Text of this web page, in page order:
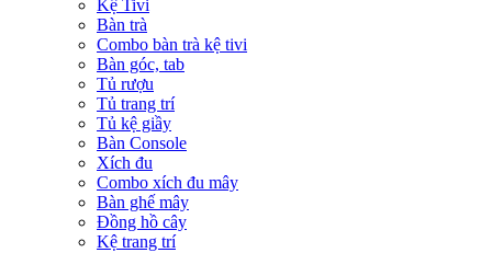
Kệ Tivi
Bàn trà
Combo bàn trà kệ tivi
Bàn góc, tab
Tủ rượu
Tủ trang trí
Tủ kệ giầy
Bàn Console
Xích đu
Combo xích đu mây
Bàn ghế mây
Đồng hồ cây
Kệ trang trí